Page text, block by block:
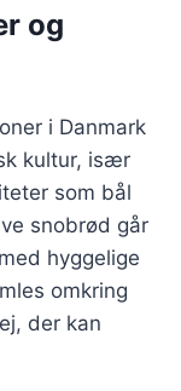
og
i Danmark
kultur, især
som bål
snobrød går
hyggelige
omkring
der kan